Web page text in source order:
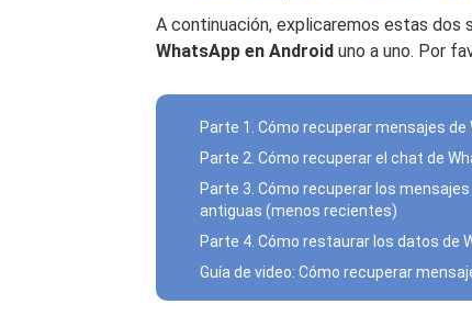
A continuación, explicaremos estas dos
WhatsApp en Android uno a uno. Por
Parte 1. Cómo recuperar mensajes
Parte 2. Cómo recuperar el chat de
Parte 3. Cómo recuperar los
antiguas (menos recientes)
Parte 4. Cómo restaurar los datos de
Guía de video: Cómo recuperar